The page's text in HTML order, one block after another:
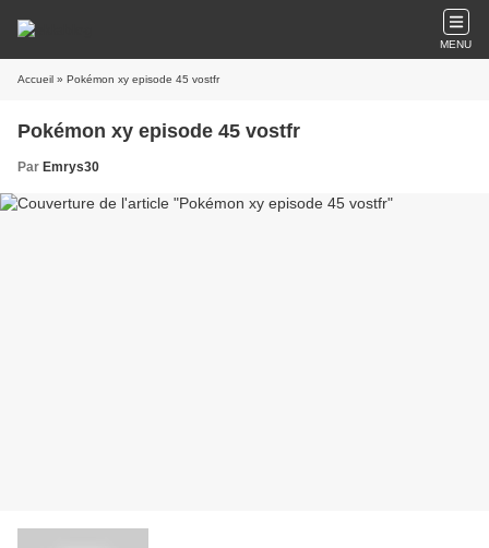
MENU
Accueil » Pokémon xy episode 45 vostfr
Pokémon xy episode 45 vostfr
Par Emrys30